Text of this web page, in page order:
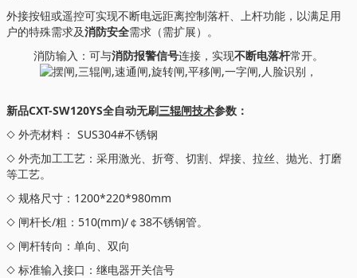
外接按钮或遥控可实现不断电远距离控制落杆、上杆功能，以满足用
户的特殊需求及消防安全需求（需扩展）。
消防输入：可与消防报警信号连接，实现不断电落杆常开。
新品CXT-SW120YS全自动无刷三辊闸技术参数：
◇ 外壳材料： SUS304#不锈钢
◇ 外壳加工工艺：采用激光、折弯、切割、焊接、拉丝、抛光、打磨
等工艺。
◇ 规格尺寸：1200*220*980mm
◇ 闸杆长/粗：510(mm)/￠38不锈钢管。
◇ 闸杆转向：单向、双向
◇ 标准输入接口：继电器开关信号